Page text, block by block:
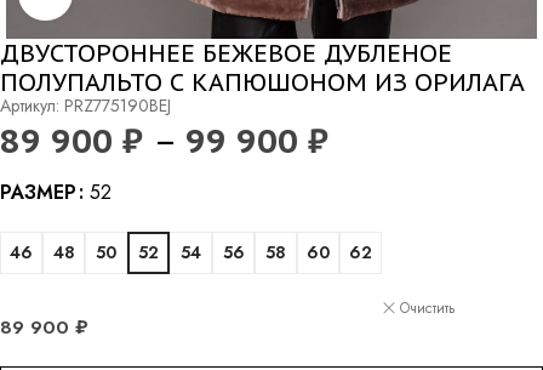
ДВУСТОРОННЕЕ БЕЖЕВОЕ ДУБЛЕНОЕ
ПОЛУПАЛЬТО С КАПЮШОНОМ ИЗ ОРИЛАГА
Артикул: PRZ775190BEJ
89 900 ₽ – 99 900 ₽
РАЗМЕР 52
46 48 50 52 54 56 58 60 62
Очистить
89 900 ₽
Alternative: